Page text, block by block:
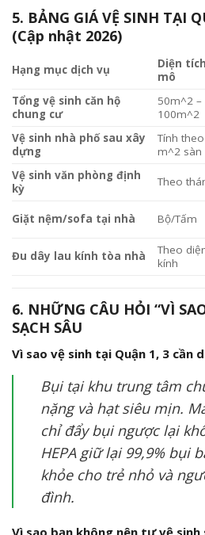
5. BẢNG GIÁ VỆ SINH TẠI
(Cập nhật 2026)
Hạng mục dịch vụ
Diện
mô
Tổng vệ sinh căn hộ
chung cư
50m^2 –
100m^2
Vệ sinh nhà phố sau xây
dựng
Tính theo
m^2sàn
Vệ sinh văn phòng định
kỳ
Theo
Giặt nệm/sofa tại nhà Bộ/Tấm
Đu dây lau kính tòa nhà
Theo
kính
6. NHỮNG CÂU HỎI “VÌ
SẠCH SÂU
Vì sao vệ sinh tại Quận 1, 3 cần
Bụi tại khu trung tâm
nặng và hạt siêu mịn.
chỉ đẩy bụi ngược lại
HEPA giữ lại 99,9% bụi
khỏe cho trẻ nhỏ và
đình.